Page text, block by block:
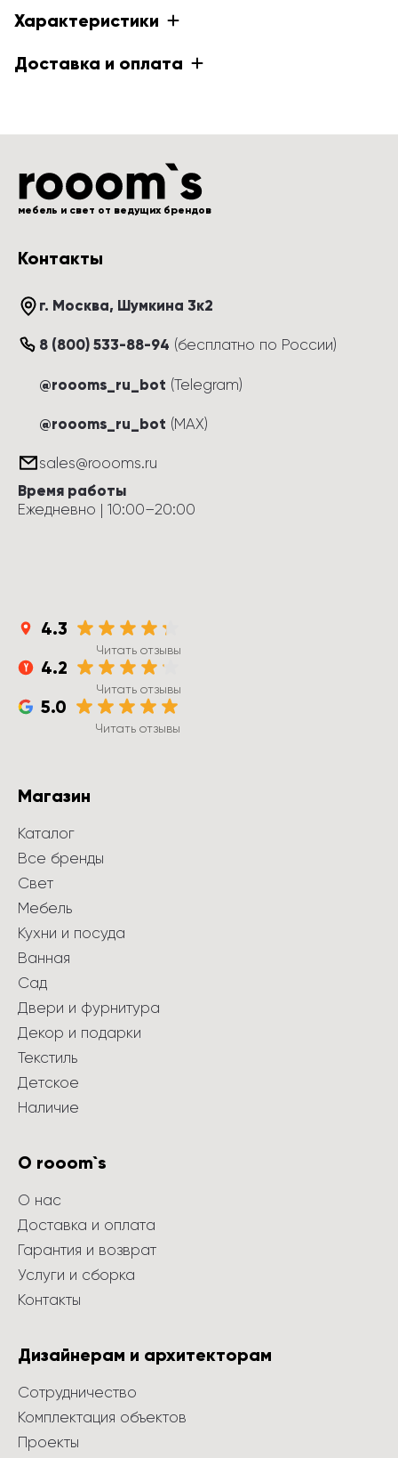
Характеристики
Доставка и оплата
мебель и свет от ведущих брендов
Контакты
г. Москва, Шумкина 3к2
8 (800) 533-88-94 (бесплатно по России)
@roooms_ru_bot (Telegram)
@roooms_ru_bot (MAX)
sales@roooms.ru
Время работы
Ежедневно | 10:00–20:00
4.3
Читать отзывы
4.2
Читать отзывы
5.0
Читать отзывы
Магазин
Каталог
Все бренды
Свет
Мебель
Кухни и посуда
Ванная
Сад
Двери и фурнитура
Декор и подарки
Текстиль
Детское
Наличие
О rooom`s
О нас
Доставка и оплата
Гарантия и возврат
Услуги и сборка
Контакты
Дизайнерам и архитекторам
Сотрудничество
Комплектация объектов
Проекты